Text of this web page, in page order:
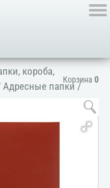
Корзина 0
короба,
Адресные папки/